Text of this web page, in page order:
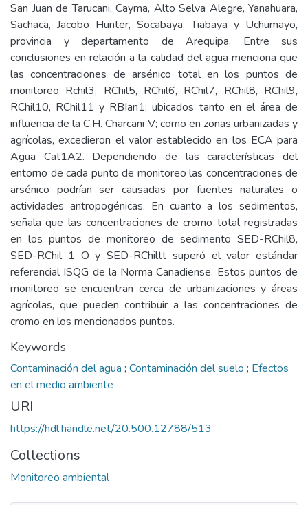
San Juan de Tarucani, Cayma, Alto Selva Alegre, Yanahuara,
Sachaca, Jacobo Hunter, Socabaya, Tiabaya y Uchumayo,
provincia y departamento de Arequipa. Entre sus
conclusiones en relación a la calidad del agua menciona que
las concentraciones de arsénico total en los puntos de
monitoreo Rchil3, RChil5, RChil6, RChil7, RChil8, RChil9,
RChil10, RChil11 y RBIan1; ubicados tanto en el área de
influencia de la C.H. Charcani V; como en zonas urbanizadas y
agrícolas, excedieron el valor establecido en los ECA para
Agua Cat1A2. Dependiendo de las características del
entorno de cada punto de monitoreo las concentraciones de
arsénico podrían ser causadas por fuentes naturales o
actividades antropogénicas. En cuanto a los sedimentos,
señala que las concentraciones de cromo total registradas
en los puntos de monitoreo de sedimento SED-RChil8,
SED-RChil 1 O y SED-RChiltt superó el valor estándar
referencial ISQG de la Norma Canadiense. Estos puntos de
monitoreo se encuentran cerca de urbanizaciones y áreas
agrícolas, que pueden contribuir a las concentraciones de
cromo en los mencionados puntos.
Keywords
Contaminación del agua ; Contaminación del suelo ; Efectos
en el medio ambiente
URI
https://hdl.handle.net/20.500.12788/513
Collections
Monitoreo ambiental